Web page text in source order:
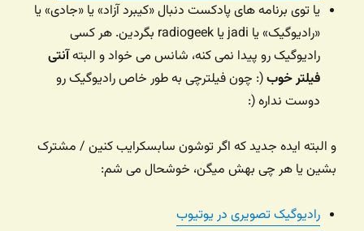
یا توی برنامه های پادکست دنبال «کیبرد آزاد» یا «جادی» یا
«رادیوگیک» یا jadi یا radiogeek بگردین. هر کسی
رادیوگیک رو پیدا نمی کنه، شانس می خواد و البتهآنتی
فیلتر خوب(: چون فیلترچی به طور خاص رادیوگیک رو
دوست نداره (:
و البته ایده جدید که اگر توشون سابسکرایب کنین / مشترک
بشین یا هر چی بهش میگن، خوشحال می شم:
رادیوگیک تصویری در یوتیوب